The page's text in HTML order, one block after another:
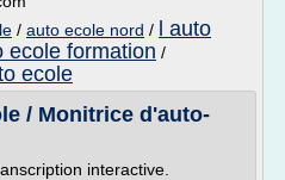
/ auto ecole nord /
l auto
ecole formation /
ecole
/ Monitrice d'auto-
interactive.